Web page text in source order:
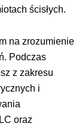
ścisłych.
na zrozumienie
Podczas
z zakresu
i
oraz